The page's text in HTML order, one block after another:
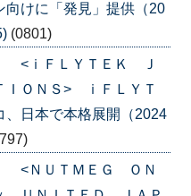
向けに「発見」提供（20
(0801)
<ｉＦＬＹＴＥＫ Ｊ
ＯＮＳ> ｉＦＬＹＴ
、日本で本格展開（2024
<ＮＵＴＭＥＧ ＯＮ